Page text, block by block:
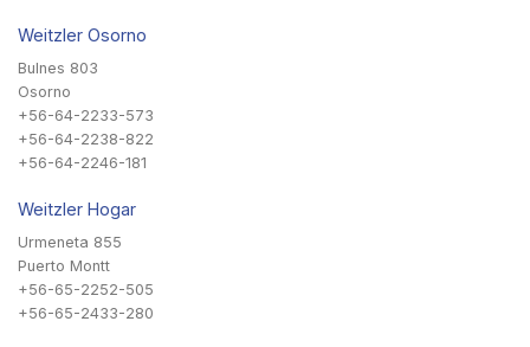
Weitzler Osorno
Bulnes 803
Osorno
+56-64-2233-573
+56-64-2238-822
+56-64-2246-181
Weitzler Hogar
Urmeneta 855
Puerto Montt
+56-65-2252-505
+56-65-2433-280